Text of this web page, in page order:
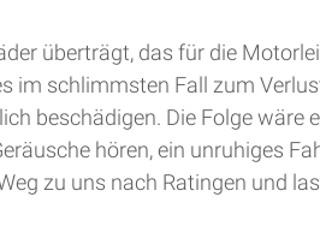
überträgt, das für die
im schlimmsten Fall zum
beschädigen. Die Folge wäre
hören, ein unruhiges
zu uns nach Ratingen und